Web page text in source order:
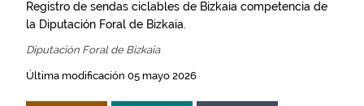
Registro de sendas ciclables de Bizkaia competencia de
la Diputación Foral de Bizkaia.
Diputación Foral de Bizkaia
Última modificación 05 mayo 2026